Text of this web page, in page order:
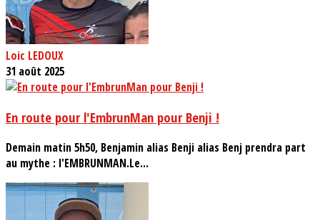
Loic LEDOUX
31 août 2025
En route pour l'EmbrunMan pour Benji !
Demain matin 5h50, Benjamin alias Benji alias Benj prendra part
au mythe : l'EMBRUNMAN.Le...